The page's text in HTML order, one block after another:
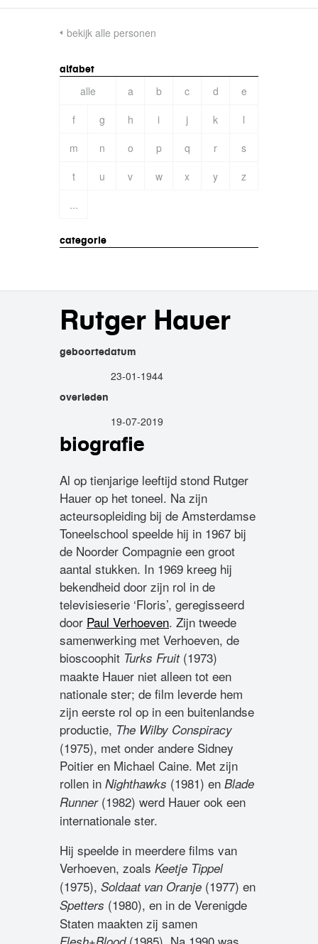
bekijk alle personen
alfabet
alle a b c d
e
f
g h i j k
l
m
n o p q r
s
t
u v w x y
z
...
categorie
Rutger Hauer
geboortedatum
23-01-1944
overleden
19-07-2019
biografie
Al op tienjarige leeftijd stond Rutger
Hauer op het toneel. Na zijn
acteursopleiding bij de Amsterdamse
Toneelschool speelde hij in 1967 bij
de Noorder Compagnie een groot
aantal stukken. In 1969 kreeg hij
bekendheid door zijn rol in de
televisieserie ‘Floris’, geregisseerd
door Paul Verhoeven. Zijn tweede
samenwerking met Verhoeven, de
bioscoophit Turks Fruit(1973)
maakte Hauer niet alleen tot een
nationale ster; de film leverde hem
zijn eerste rol op in een buitenlandse
productie, The Wilby Conspiracy
(1975), met onder andere Sidney
Poitier en Michael Caine. Met zijn
rollen in Nighthawks (1981) en Blade
Runner(1982) werd Hauer ook een
internationale ster.
Hij speelde in meerdere films van
Verhoeven, zoals Keetje Tippel
(1975), Soldaat van Oranje (1977) en
Spetters (1980), en in de Verenigde
Staten maakten zij samen